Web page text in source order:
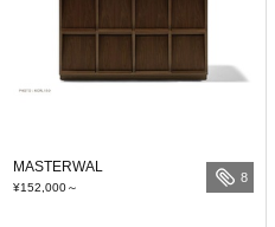
MASTERWAL
¥152,000～
8